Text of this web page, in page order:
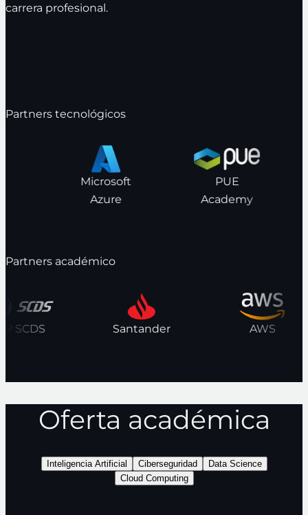
carrera profesional.
Partners tecnológicos
Microsoft
Azure
PUE
Academy
Partners académico
HP SCDS Santander AWS
Oferta académica
Inteligencia Artificial Ciberseguridad
Data Science
Cloud Computing